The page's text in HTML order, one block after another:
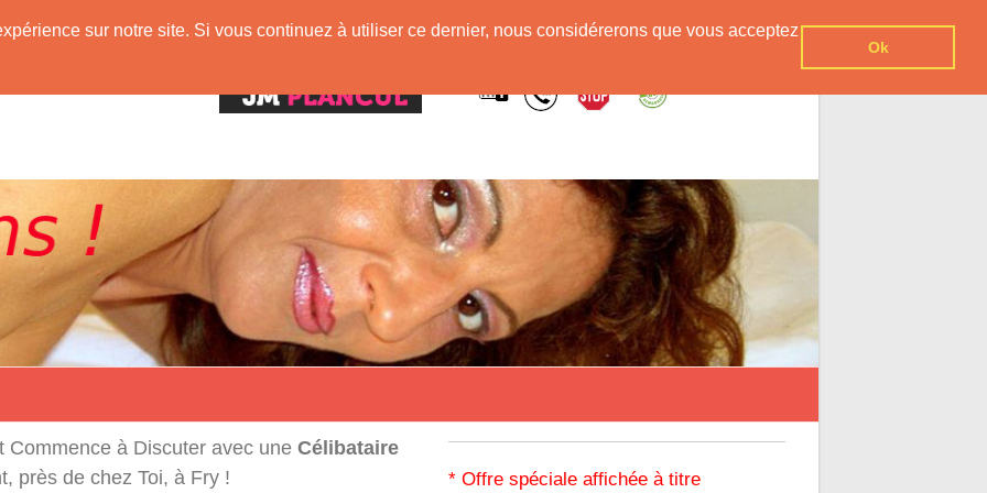
sur notre site. Si vous continuez à utiliser ce dernier, nous considérerons que vous acceptez
Ok
Commence à Discuter avec une Célibataire
près de chez Toi, à Fry !
* Offre spéciale affichée à titre